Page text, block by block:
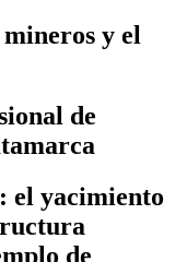
y el
de
el yacimiento
de